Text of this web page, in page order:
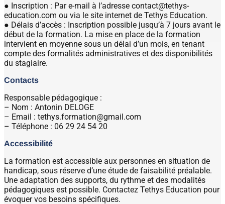
● Inscription : Par e-mail à l’adresse contact@tethys-
education.com ou via le site internet de Tethys Education.
● Délais d’accès : Inscription possible jusqu’à 7 jours avant le
début de la formation. La mise en place de la formation
intervient en moyenne sous un délai d’un mois, en tenant
compte des formalités administratives et des disponibilités
du stagiaire.
Contacts
Responsable pédagogique :
– Nom : Antonin DELOGE
– Email : tethys.formation@gmail.com
– Téléphone : 06 29 24 54 20
Accessibilité
La formation est accessible aux personnes en situation de
handicap, sous réserve d’une étude de faisabilité préalable.
Une adaptation des supports, du rythme et des modalités
pédagogiques est possible. Contactez Tethys Education pour
évoquer vos besoins spécifiques.